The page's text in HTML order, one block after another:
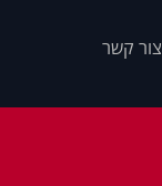
צור קשר